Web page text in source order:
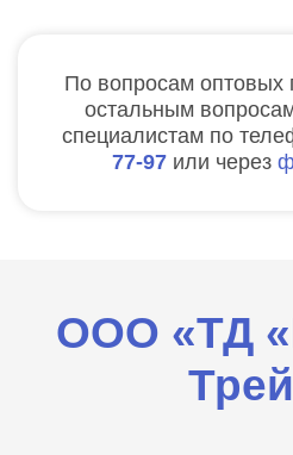
По вопросам оптовых
остальным
специалистам по
77-97 или через
ООО «ТД